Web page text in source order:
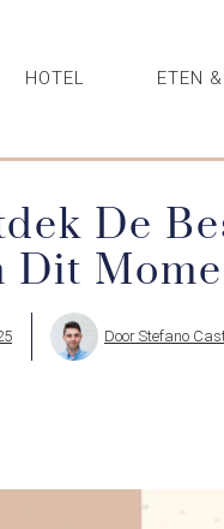
HOTEL ETEN
De
Dit
Door Stefano